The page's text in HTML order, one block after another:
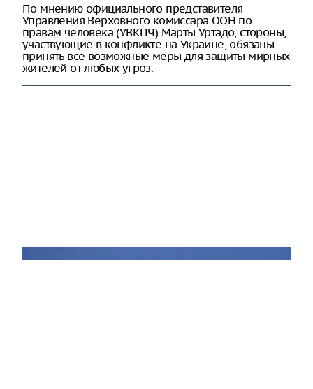
По мнению официального представителя
Управления Верховного комиссара ООН по
правам человека (УВКПЧ) Марты Уртадо, стороны,
участвующие в конфликте на Украине, обязаны
принять все возможные меры для защиты мирных
жителей от любых угроз.